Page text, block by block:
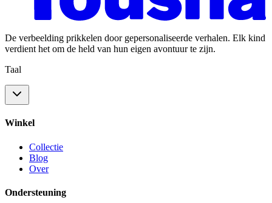
De verbeelding prikkelen door gepersonaliseerde verhalen. Elk kind
verdient het om de held van hun eigen avontuur te zijn.
Taal
Winkel
Collectie
Blog
Over
Ondersteuning